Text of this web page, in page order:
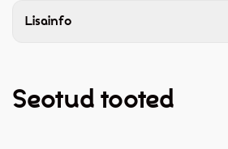
Lisainfo
Seotud tooted